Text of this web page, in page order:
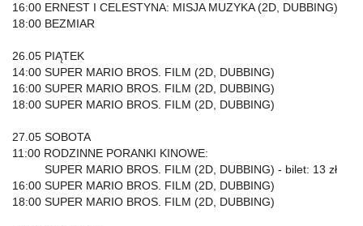
16:00 ERNEST I CELESTYNA: MISJA MUZYKA (2D, DUBBING)
18:00 BEZMIAR
26.05 PIĄTEK
14:00 SUPER MARIO BROS. FILM (2D, DUBBING)
16:00 SUPER MARIO BROS. FILM (2D, DUBBING)
18:00 SUPER MARIO BROS. FILM (2D, DUBBING)
27.05 SOBOTA
11:00 RODZINNE PORANKI KINOWE:
SUPER MARIO BROS. FILM (2D, DUBBING) - bilet: 13 zł
16:00 SUPER MARIO BROS. FILM (2D, DUBBING)
18:00 SUPER MARIO BROS. FILM (2D, DUBBING)